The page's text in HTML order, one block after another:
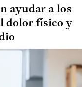
ayudar a los
dolor físico y